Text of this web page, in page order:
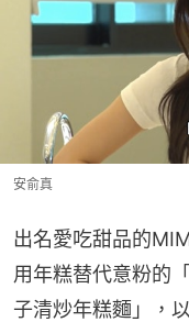
安俞真
出名愛吃甜品的
用年糕替代意粉的
子清炒年糕麵」，